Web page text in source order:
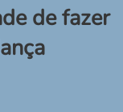
de fazer